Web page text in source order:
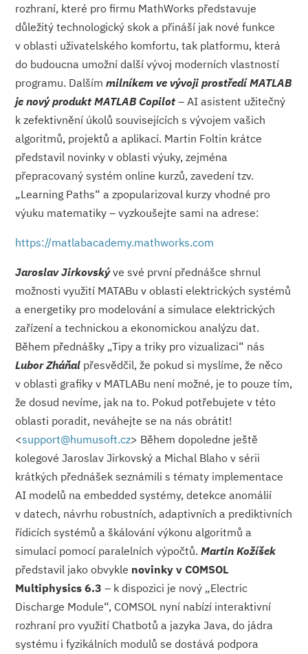
rozhraní, které pro firmu MathWorks představuje
důležitý technologický skok a přináší jak nové funkce
v oblasti uživatelského komfortu, tak platformu, která
do budoucna umožní další vývoj moderních vlastností
programu. Dalšímmilníkem ve vývoji prostředí MATLAB
je nový produkt MATLAB Copilot – AI asistent užitečný
k zefektivnění úkolů souvisejících s vývojem vašich
algoritmů, projektů a aplikací. Martin Foltin krátce
představil novinky v oblasti výuky, zejména
přepracovaný systém online kurzů, zavedení tzv.
„Learning Paths“ a zpopularizoval kurzy vhodné pro
výuku matematiky – vyzkoušejte sami na adrese:
https://matlabacademy.mathworks.com
Jaroslav Jirkovskýve své první přednášce shrnul
možnosti využití MATABu v oblasti elektrických systémů
a energetiky pro modelování a simulace elektrických
zařízení a technickou a ekonomickou analýzu dat.
Během přednášky „Tipy a triky pro vizualizaci“ nás
Lubor Zháňal přesvědčil, že pokud si myslíme, že něco
v oblasti grafiky v MATLABu není možné, je to pouze tím,
že dosud nevíme, jak na to. Pokud potřebujete v této
oblasti poradit, neváhejte se na nás obrátit!
<support@humusoft.cz> Během dopoledne ještě
kolegové Jaroslav Jirkovský a Michal Blaho v sérii
krátkých přednášek seznámili s tématy implementace
AI modelů na embedded systémy, detekce anomálií
v datech, návrhu robustních, adaptivních a prediktivních
řídicích systémů a škálování výkonu algoritmů a
simulací pomocí paralelních výpočtů.Martin Kožíšek
představil jako obvykle novinky v COMSOL
Multiphysics 6.3 – k dispozici je nový „Electric
Discharge Module“, COMSOL nyní nabízí interaktivní
rozhraní pro využití Chatbotů a jazyka Java, do jádra
systému i fyzikálních modulů se dostává podpora